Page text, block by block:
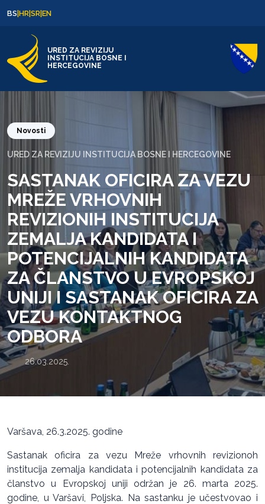
BS|HR|SR|EN
URED ZA REVIZIJU
INSTITUCIJA BOSNE I
HERCEGOVINE
Novosti
URED ZA REVIZIJU INSTITUCIJA BOSNE I HERCEGOVINE
SASTANAK OFICIRA ZA VEZU
MREŽE VRHOVNIH
REVIZIONIH INSTITUCIJA
ZEMALJA KANDIDATA I
POTENCIJALNIH KANDIDATA
ZA ČLANSTVO U EVROPSKOJ
UNIJI I SASTANAK OFICIRA ZA
VEZU KONTAKTNOG
ODBORA
26.03.2025.
Varšava, 26.3.2025. godine
Sastanak oficira za vezu Mreže vrhovnih revizionoh
institucija zemalja kandidata i potencijalnih kandidata za
članstvo u Evropskoj uniji održan je 26. marta 2025.
godine, u Varšavi, Poljska. Na sastanku je učestvovao i